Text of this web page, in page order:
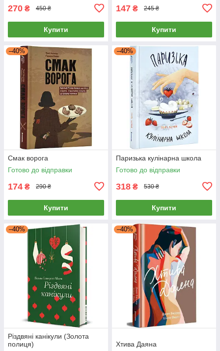
270 ₴ 450 ₴
Купити
147 ₴ 245 ₴
Купити
–40%
Смак ворога
Готово до відправки
174 ₴ 290 ₴
Купити
–40%
Паризька кулінарна школа
Готово до відправки
318 ₴ 530 ₴
Купити
–40%
Різдвяні канікули (Золота
полиця)
–40%
Хтива Даяна